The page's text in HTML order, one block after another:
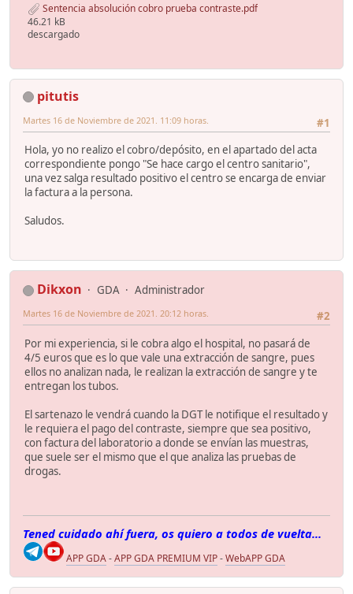
Sentencia absolución cobro prueba contraste.pdf
46.21 kB
descargado
pitutis
#1
Martes 16 de Noviembre de 2021. 11:09 horas.
Hola, yo no realizo el cobro/depósito, en el apartado del acta
correspondiente pongo "Se hace cargo el centro sanitario",
una vez salga resultado positivo el centro se encarga de enviar
la factura a la persona.
Saludos.
Dikxon GDA
Administrador
#2
Martes 16 de Noviembre de 2021. 20:12 horas.
Por mi experiencia, si le cobra algo el hospital, no pasará de
4/5 euros que es lo que vale una extracción de sangre, pues
ellos no analizan nada, le realizan la extracción de sangre y te
entregan los tubos.
El sartenazo le vendrá cuando la DGT le notifique el resultado y
le requiera el pago del contraste, siempre que sea positivo,
con factura del laboratorio a donde se envían las muestras,
que suele ser el mismo que el que analiza las pruebas de
drogas.
Tened cuidado ahí fuera, os quiero a todos de vuelta...
APP GDA-APP GDA PREMIUM VIP-WebAPP GDA